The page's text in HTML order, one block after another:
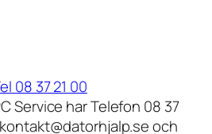
08 37 21 00
Service har Telefon 08 37
och